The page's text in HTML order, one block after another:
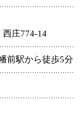
庄774-14
前駅から徒歩5分